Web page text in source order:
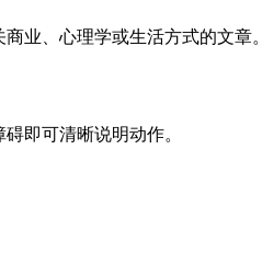
业、心理学或生活方式的文章。
即可清晰说明动作。